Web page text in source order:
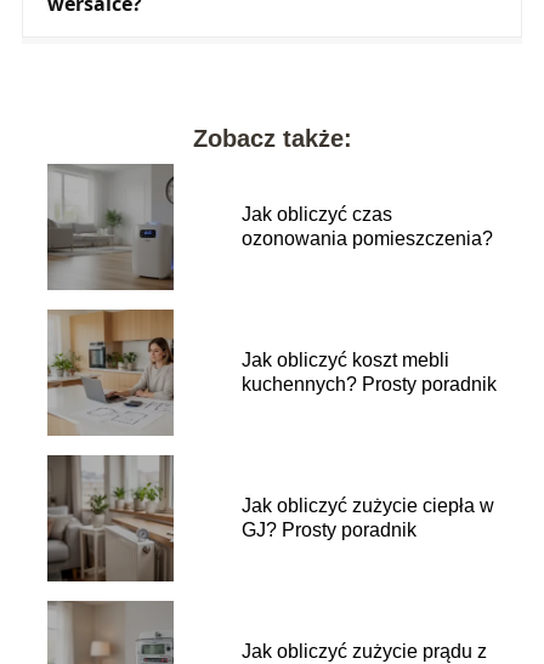
Zobacz także:
Jak obliczyć czas
ozonowania pomieszczenia?
Jak obliczyć koszt mebli
kuchennych? Prosty poradnik
Jak obliczyć zużycie ciepła w
GJ? Prosty poradnik
Jak obliczyć zużycie prądu z